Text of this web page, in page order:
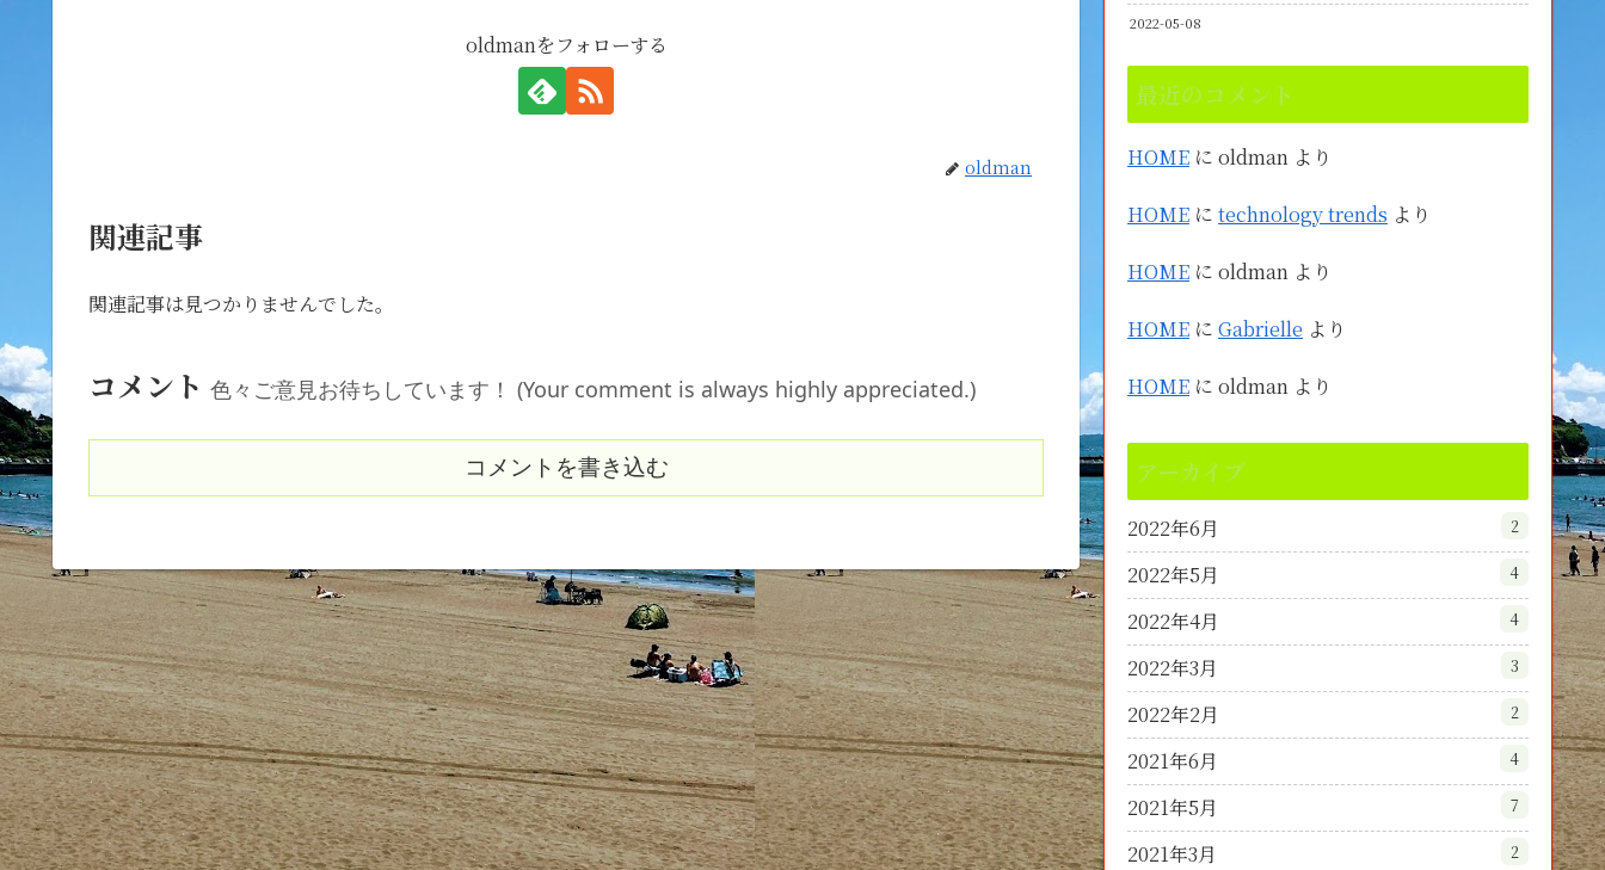
oldmanをフォローする
oldman
関連記事
関連記事は見つかりませんでした。
コメント 色々ご意見お待ちしています！ (Your comment is always highly appreciated.)
コメントを書き込む
2022-05-08
最近のコメント
HOME に oldman より
HOME に technology trends より
HOME に oldman より
HOME に Gabrielle より
HOME に oldman より
アーカイブ
2022年6月 2
2022年5月 4
2022年4月 4
2022年3月 3
2022年2月 2
2021年6月 4
2021年5月 7
2021年3月 2